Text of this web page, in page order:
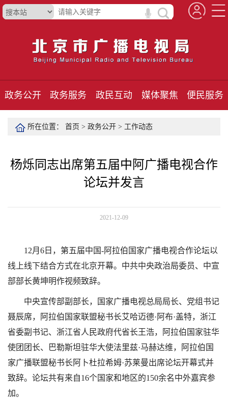
政务公开 政务服务 政民互动 媒体聚焦 便民服务
所在位置： 首页 > 政务公开 > 工作动态
杨烁同志出席第五届中阿广播电视合作
论坛并发言
2021-12-09
12月6日，第五届中国-阿拉伯国家广播电视合作论坛以
线上线下结合方式在北京开幕。中共中央政治局委员、中宣
部部长黄坤明作视频致辞。
中央宣传部副部长，国家广播电视总局局长、党组书记
聂辰席，阿拉伯国家联盟秘书长艾哈迈德·阿布·盖特，浙江
省委副书记、浙江省人民政府代省长王浩，阿拉伯国家驻华
使团团长、巴勒斯坦驻华大使法里兹·马赫达维，阿拉伯国
家广播联盟秘书长阿卜杜拉希姆·苏莱曼出席论坛开幕式并
致辞。论坛共有来自16个国家和地区的150余名中外嘉宾参
加。